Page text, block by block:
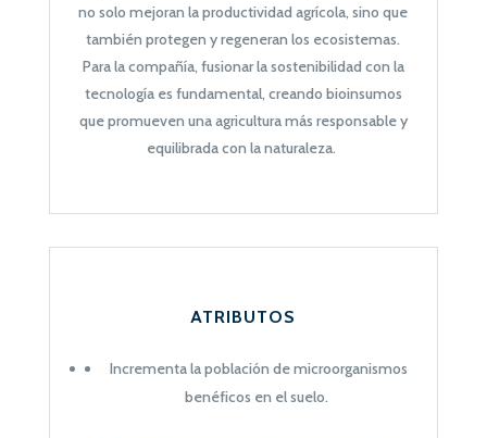
no solo mejoran la productividad agrícola, sino que
también protegen y regeneran los ecosistemas.
Para la compañía, fusionar lasostenibilidad con la
tecnologíaes fundamental, creando bioinsumos
que promueven una agricultura más responsable y
equilibrada con la naturaleza.
ATRIBUTOS
Incrementa la población de microorganismos
benéficos en el suelo.